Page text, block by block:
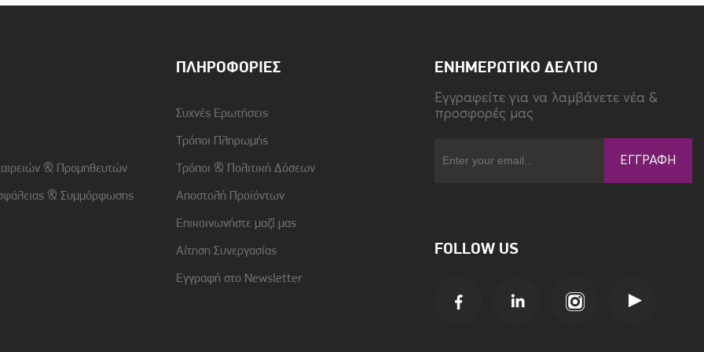
Μέγιστη ισχύς σε WATT 70W
Περιεχόμενο
Σκούπα ρομπότ,Βάση
(προεγκατεστημένη),Πανάκι και
πανάκι),Δοχείο σκόνης
(προεγκατεστημένο),Τροφοδοτικό
,Εγχειρίδιο χρήσης,Εγγύηση
,Κάλυμμα βούρτσας
Τύπος Mπαταρίας 5200mAh
& Προμηθευτών
& Συμμόρφωσης
ΠΛΗΡΟΦΟΡΊΕΣ
Συχνές Ερωτήσεις
Τρόποι Πληρωμής
Τρόποι & Πολιτική Δόσεων
Αποστολή Προϊόντων
Επικοινωνήστε μαζί μας
Αίτηση Συνεργασίας
Εγγραφή στο Newsletter
ΕΝΗΜΕΡΩΤΙΚΌ ΔΕΛΤΊΟ
Eγγραφείτε για να λαμβάνετε νέα &
προσφορές μας
ΕΓΓΡΑΦΉ
FOLLOW US